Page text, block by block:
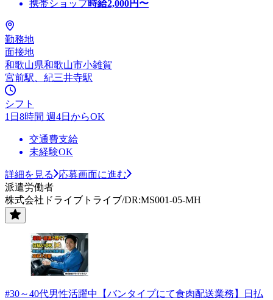
携帯ショップ時給2,000円〜
勤務地
面接地
和歌山県和歌山市小雑賀
宮前駅、紀三井寺駅
シフト
1日8時間 週4日からOK
交通費支給
未経験OK
詳細を見る
応募画面に進む
派遣労働者
株式会社ドライブトライブ/DR:MS001-05-MH
#30～40代男性活躍中【バンタイプにて食肉配送業務】日払